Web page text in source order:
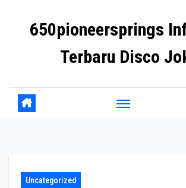
650pioneersprings
Terbaru Disco
Uncategorized